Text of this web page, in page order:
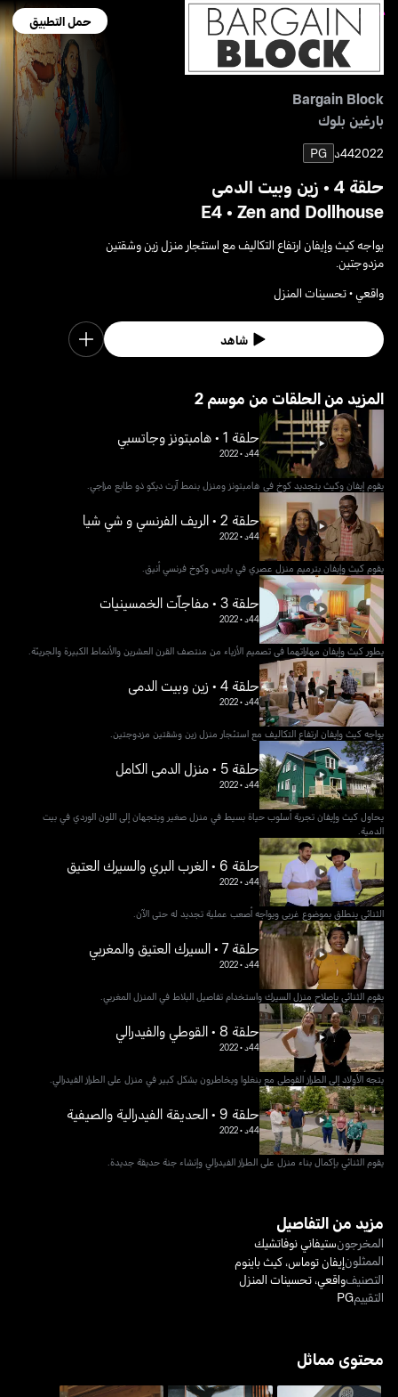
حمل التطبيق
Bargain Block
بارغين بلوك
202244د PG
حلقة 4 • زين وبيت الدمى
E4 • Zen and Dollhouse
يواجه كيث وإيفان ارتفاع التكاليف مع استئجار منزل زين وشقتين
مزدوجتين.
واقعي • تحسينات المنزل
شاهد
2 المزيد من الحلقات من موسم
حلقة 1 • هامبتونز وجاتسبي
44د •
2022
يقوم إيفان وكيث بتجديد كوخ في هامبتونز ومنزل بنمط آرت ديكو ذو طابع مزاجي.
حلقة 2 • الريف الفرنسي و شي شيا
44د •
2022
يقوم كيث وإيفان بترميم منزل عصري في باريس وكوخ فرنسي أنيق.
حلقة 3 • مفاجآت الخمسينيات
44د •
2022
يطور كيث وإيفان مهاراتهما في تصميم الأزياء من منتصف القرن العشرين والأنماط الكبيرة والجريئة.
حلقة 4 • زين وبيت الدمى
44د •
2022
يواجه كيث وإيفان ارتفاع التكاليف مع استئجار منزل زين وشقتين مزدوجتين.
حلقة 5 • منزل الدمى الكامل
44د •
2022
يحاول كيث وإيفان تجربة أسلوب حياة بسيط في منزل صغير ويتجهان إلى اللون الوردي في بيت
الدمية.
حلقة 6 • الغرب البري والسيرك العتيق
44د •
2022
الثنائي ينطلق بموضوع غربي ويواجه أصعب عملية تجديد له حتى الآن.
حلقة 7 • السيرك العتيق والمغربي
44د •
2022
يقوم الثنائي بإصلاح منزل السيرك واستخدام تفاصيل البلاط في المنزل المغربي.
حلقة 8 • القوطي والفيدرالي
44د •
2022
يتجه الأولاد إلى الطراز القوطي مع بنغلوا ويخاطرون بشكل كبير في منزل على الطراز الفيدرالي.
حلقة 9 • الحديقة الفيدرالية والصيفية
44د •
2022
يقوم الثنائي بإكمال بناء منزل على الطراز الفيدرالي وإنشاء جنة حديقة جديدة.
مزيد من التفاصيل
المخرجونستيفاني نوفاتشيك
الممثلونإيفان توماس،كيث باينوم
التصنيفواقعي،تحسينات المنزل
التقييمPG
محتوى مماثل